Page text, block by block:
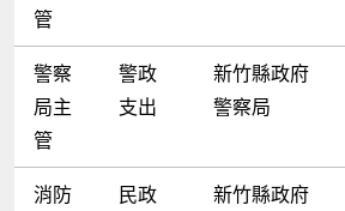
管
警察
局主
管
警政
支出
新竹縣政府
警察局
消防
民政
新竹縣政府